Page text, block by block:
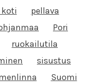
koti
pellava
Pori
ruokailutila
sisustus
Suomi